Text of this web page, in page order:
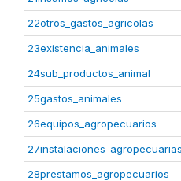
22otros_gastos_agricolas
23existencia_animales
24sub_productos_animal
25gastos_animales
26equipos_agropecuarios
27instalaciones_agropecuarias
28prestamos_agropecuarios